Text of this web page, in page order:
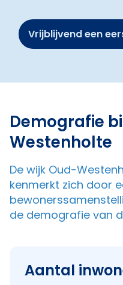
Vrijblijvend een
Demografie
Westenholte
De wijk Oud-
kenmerkt zich door
de demografie van
Aantal